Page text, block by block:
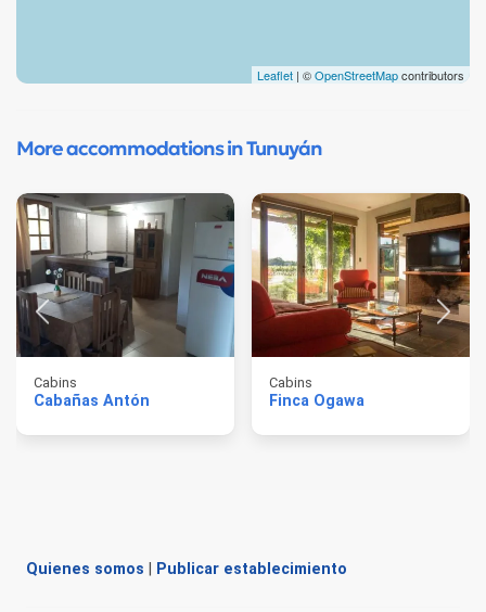
Leaflet | ©OpenStreetMapcontributors
More accommodations in Tunuyán
Cabins
Cabañas Antón
Cabins
Finca Ogawa
Quienes somos Publicar establecimiento